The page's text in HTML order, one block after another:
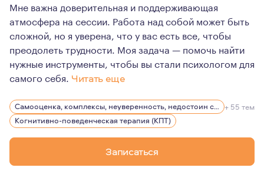
Мне важна доверительная и поддерживающая
атмосфера на сессии. Работа над собой может быть
сложной, но я уверена, что у вас есть все, чтобы
преодолеть трудности. Моя задача — помочь найти
нужные инструменты, чтобы вы стали психологом для
самого себя. Читать еще
Я являюсь членом Ассоциации когнитивно-
Самооценка, комплексы, неуверенность, недостоин своей должности или положения в обществе + 55 тем
Когнитивно-поведенческая терапия (КПТ)
Записаться